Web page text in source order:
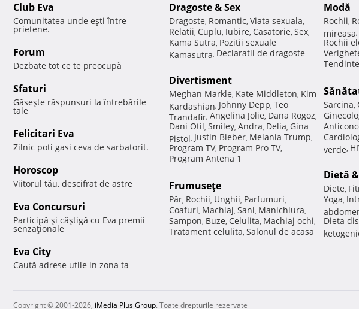
Club Eva
Comunitatea unde eşti între
prietene.
Forum
Dezbate tot ce te preocupă
Sfaturi
Găseşte răspunsuri la întrebările
tale
Felicitari Eva
Zilnic poti gasi ceva de sarbatorit.
Horoscop
Viitorul tău, descifrat de astre
Eva Concursuri
Participă şi câştigă cu Eva premii
senzaţionale
Eva City
Caută adrese utile in zona ta
Dragoste & Sex
Dragoste, Romantic, Viata sexuala,
Relatii, Cuplu, Iubire, Casatorie, Sex,
Kama Sutra, Pozitii sexuale
Kamasutra, Declaratii de dragoste
Divertisment
Meghan Markle, Kate Middleton, Kim
Kardashian, Johnny Depp, Teo
Trandafir, Angelina Jolie, Dana Rogoz,
Dani Otil, Smiley, Andra, Delia, Gina
Pistol, Justin Bieber, Melania Trump,
Program TV, Program Pro TV,
Program Antena 1
Frumuseţe
Păr, Rochii, Unghii, Parfumuri,
Coafuri, Machiaj, Sani, Manichiura,
Sampon, Buze, Celulita, Machiaj ochi,
Tratament celulita, Salonul de acasa
Modă
Rochii,
mireasa,
Rochii
Sarcina,
verde,
Dietă
Diete,
Yoga,
Dieta
Copyright © 2001-2026, iMedia Plus Group. Toate drepturile rezervate